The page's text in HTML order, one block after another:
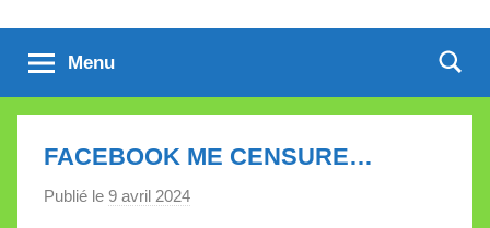
Menu
FACEBOOK ME CENSURE…
Publié le 9 avril 2024